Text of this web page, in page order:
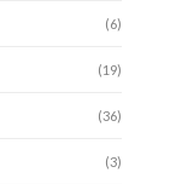
(6)
(19)
(36)
(3)